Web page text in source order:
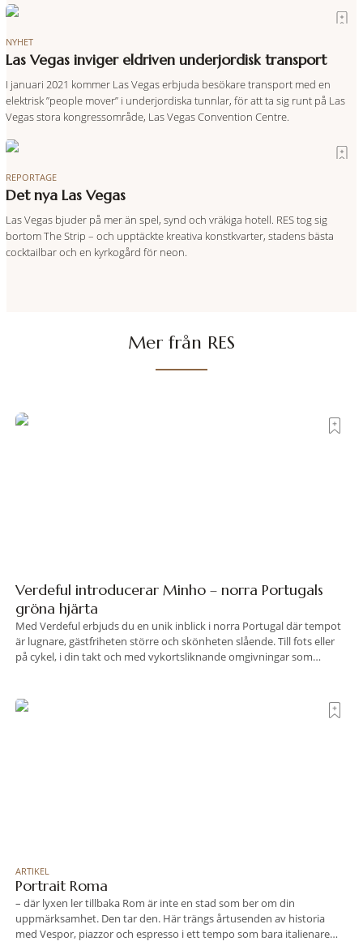
NYHET
Las Vegas inviger eldriven underjordisk transport
I januari 2021 kommer Las Vegas erbjuda besökare transport med en
elektrisk ”people mover” i underjordiska tunnlar, för att ta sig runt på Las
Vegas stora kongressområde, Las Vegas Convention Centre.
REPORTAGE
Det nya Las Vegas
Las Vegas bjuder på mer än spel, synd och vräkiga hotell. RES tog sig
bortom The Strip – och upptäckte kreativa konstkvarter, stadens bästa
cocktailbar och en kyrkogård för neon.
Mer från RES
Verdeful introducerar Minho – norra Portugals
gröna hjärta
Med Verdeful erbjuds du en unik inblick i norra Portugal där tempot
är lugnare, gästfriheten större och skönheten slående. Till fots eller
på cykel, i din takt och med vykortsliknande omgivningar som
travel när det
ARTIKEL
Portrait Roma
– där lyxen ler tillbaka Rom är inte en stad som ber om din
uppmärksamhet. Den tar den. Här trängs årtusenden av historia
med Vespor, piazzor och espresso i ett tempo som bara italienare